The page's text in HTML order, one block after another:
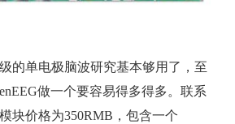
的单电极脑波研究基本够用了，至
做一个要容易得多得多。联系
块价格为350RMB，包含一个